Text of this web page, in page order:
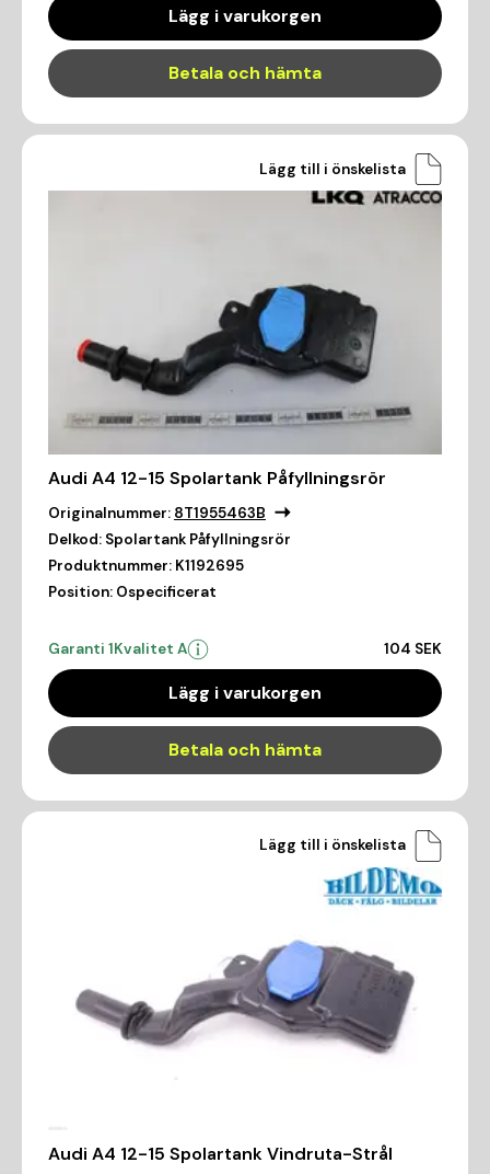
Lägg i varukorgen
Betala och hämta
Lägg till i önskelista
Audi A4 12-15 Spolartank Påfyllningsrör
Originalnummer: 8T1955463B
Delkod: Spolartank Påfyllningsrör
Produktnummer: K1192695
Position: Ospecificerat
Garanti 1Kvalitet A 104 SEK
Lägg i varukorgen
Betala och hämta
Lägg till i önskelista
Audi A4 12-15 Spolartank Vindruta-Strål